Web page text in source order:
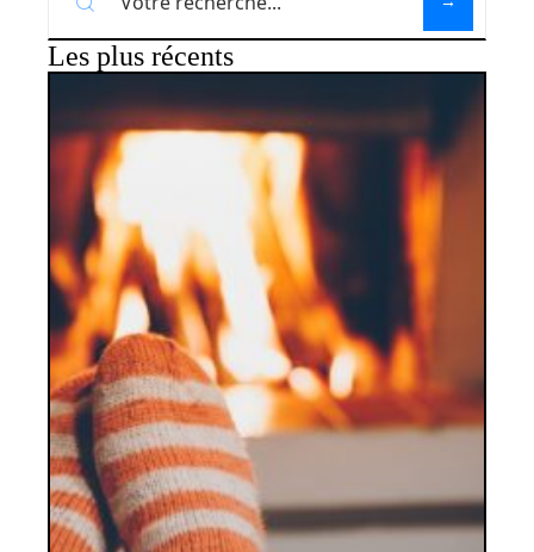
Les plus récents